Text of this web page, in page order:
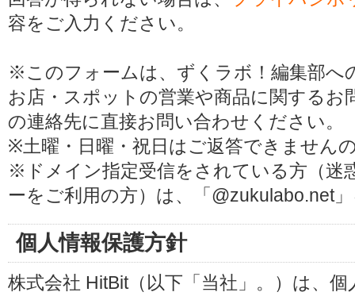
容をご入力ください。
※このフォームは、ずくラボ！編集部へ
お店・スポットの営業や商品に関する
の連絡先に直接お問い合わせください。
※土曜・日曜・祝日はご返答できません
※ドメイン指定受信をされている方（迷
ーをご利用の方）は、「@zukulabo.net
個人情報保護方針
株式会社 HitBit（以下「当社」。）は、